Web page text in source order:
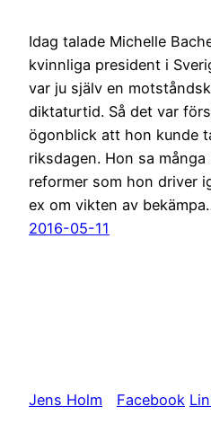
Idag talade Michelle
kvinnliga president i
var ju själv en
diktaturtid. Så det var
ögonblick att hon kunde
riksdagen. Hon sa
reformer som hon driver
ex om vikten av
2016-05-11
Jens Holm Facebook